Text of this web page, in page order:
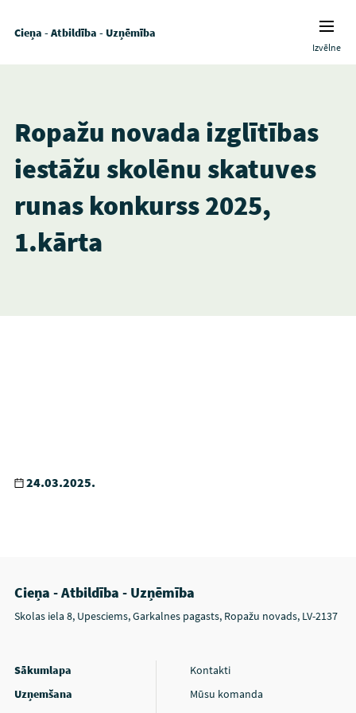
Cieņa - Atbildība - Uzņēmība
Izvēlne
Ropažu novada izglītības
iestāžu skolēnu skatuves
runas konkurss 2025,
1.kārta
24.03.2025.
Cieņa - Atbildība - Uzņēmība
Skolas iela 8, Upesciems, Garkalnes pagasts, Ropažu novads, LV-2137
Sākumlapa
Uzņemšana
Kontakti
Mūsu komanda